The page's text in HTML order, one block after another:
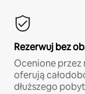
Rezerwuj bez
Ocenione przez
oferują
dłuższego